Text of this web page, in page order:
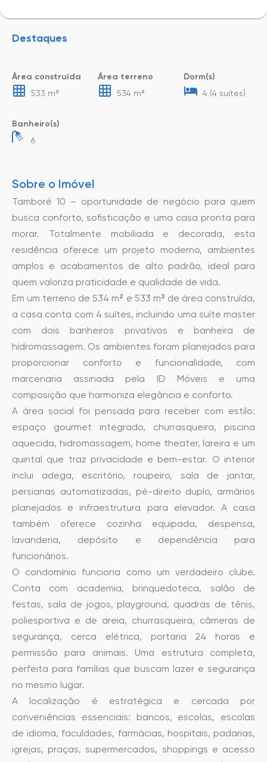
Destaques
Área construída
533 m²
Área terreno
534 m²
Dorm(s)
4 (4 suítes)
Banheiro(s)
6
Sobre o Imóvel
Tamboré 10 – oportunidade de negócio para quem
busca conforto, sofisticação e uma casa pronta para
morar. Totalmente mobiliada e decorada, esta
residência oferece um projeto moderno, ambientes
amplos e acabamentos de alto padrão, ideal para
quem valoriza praticidade e qualidade de vida.
Em um terreno de 534 m² e 533 m² de área construída,
a casa conta com 4 suítes, incluindo uma suíte master
com dois banheiros privativos e banheira de
hidromassagem. Os ambientes foram planejados para
proporcionar conforto e funcionalidade, com
marcenaria assinada pela ID Móveis e uma
composição que harmoniza elegância e conforto.
A área social foi pensada para receber com estilo:
espaço gourmet integrado, churrasqueira, piscina
aquecida, hidromassagem, home theater, lareira e um
quintal que traz privacidade e bem-estar. O interior
inclui adega, escritório, roupeiro, sala de jantar,
persianas automatizadas, pé-direito duplo, armários
planejados e infraestrutura para elevador. A casa
também oferece cozinha equipada, despensa,
lavanderia, depósito e dependência para
funcionários.
O condomínio funciona como um verdadeiro clube.
Conta com academia, brinquedoteca, salão de
festas, sala de jogos, playground, quadras de tênis,
poliesportiva e de areia, churrasqueira, câmeras de
segurança, cerca elétrica, portaria 24 horas e
permissão para animais. Uma estrutura completa,
perfeita para famílias que buscam lazer e segurança
no mesmo lugar.
A localização é estratégica e cercada por
conveniências essenciais: bancos, escolas, escolas
de idioma, faculdades, farmácias, hospitais, padarias,
igrejas, praças, supermercados, shoppings e acesso